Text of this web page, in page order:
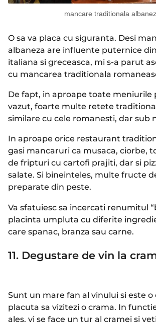
mancare traditionala
O sa va placa cu siguranta. Desi
albaneza are influente puternice
italiana si greceasca, mi s-a parut
cu mancarea traditionala
De fapt, in aproape toate meniurile
vazut, foarte multe retete
similare cu cele romanesti, dar sub
In aproape orice restaurant
gasi mancaruri ca musaca, ciorbe,
de fripturi cu cartofi prajiti, dar si
salate. Si bineinteles, multe fructe
preparate din peste.
Va sfatuiesc sa incercati renumitul
placinta umpluta cu diferite
care spanac, branza sau carne.
11. Degustare de vin la
Sunt un mare fan al vinului si este
placuta sa vizitezi o crama. In
ales, vi se face un tur al cramei si